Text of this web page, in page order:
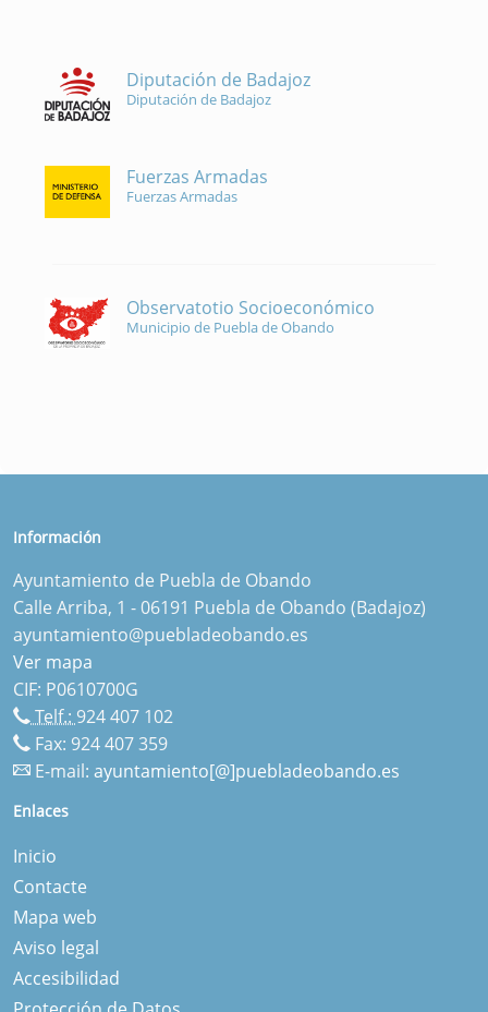
Diputación de Badajoz
Diputación de Badajoz
Fuerzas Armadas
Fuerzas Armadas
Observatotio Socioeconómico
Municipio de Puebla de Obando
Información
Ayuntamiento de Puebla de Obando
Calle Arriba, 1 - 06191 Puebla de Obando (Badajoz)
ayuntamiento@puebladeobando.es
Ver mapa
CIF: P0610700G
Telf.: 924 407 102
Fax: 924 407 359
E-mail: ayuntamiento[@]puebladeobando.es
Enlaces
Inicio
Contacte
Mapa web
Aviso legal
Accesibilidad